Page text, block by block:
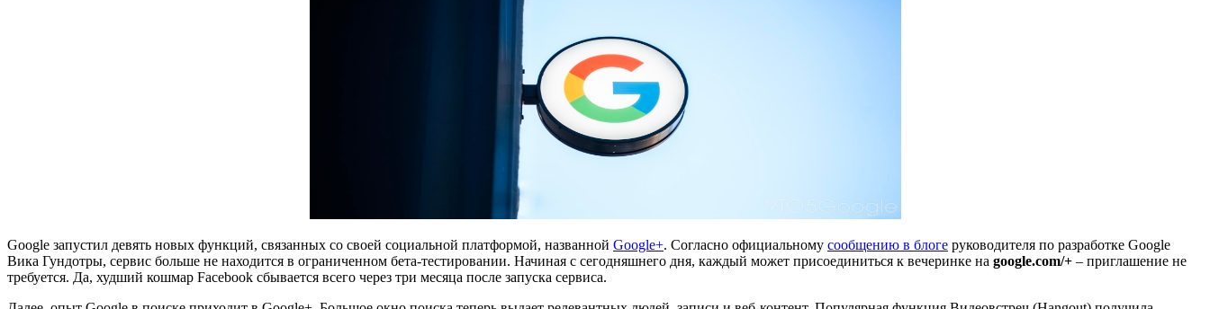
Google запустил девять новых функций, связанных со своей социальной платформой, названной Google+. Согласно официальному сообщению в блоге руководителя по разработке Google
Вика Гундотры, сервис больше не находится в ограниченном бета-тестировании. Начиная с сегодняшнего дня, каждый может присоединиться к вечеринке на google.com/+ – приглашение не
требуется. Да, худший кошмар Facebook сбывается всего через три месяца после запуска сервиса.